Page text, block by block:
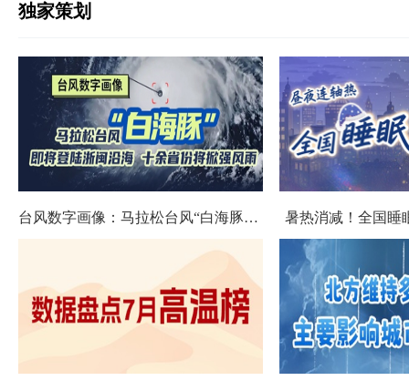
独家策划
台风数字画像：马拉松台风“白海豚”将影响十余省份 暑热消减！全国睡